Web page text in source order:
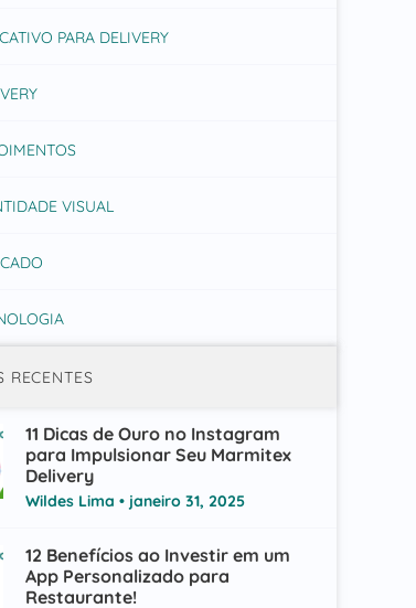
PARA DELIVERY
VISUAL
RECENTES
11 Dicas de Ouro no Instagram
para Impulsionar Seu Marmitex
Delivery
Wildes Lima janeiro 31, 2025
12 Benefícios ao Investir em um
App Personalizado para
Restaurante!